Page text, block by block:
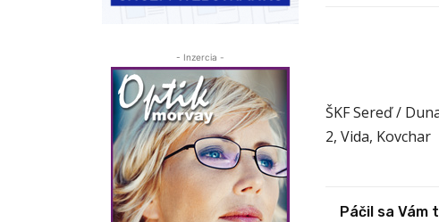
- Inzercia -
ŠKF Sereď /
2, Vida, Kovchar
Páčil sa Vám